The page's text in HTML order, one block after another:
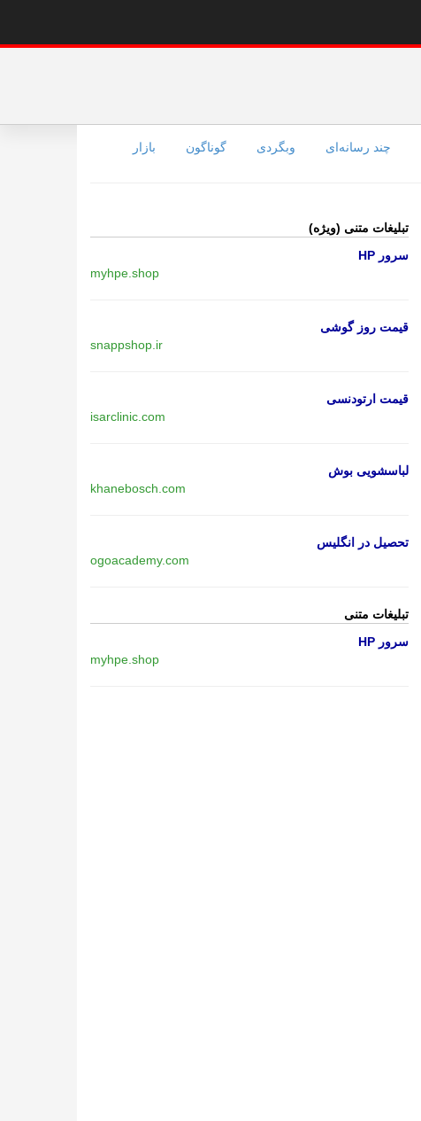
چند رسانه‌ای وبگردی گوناگون بازار
تبلیغات متنی (ویژه)
سرور HP
myhpe.shop
قیمت روز گوشی
snappshop.ir
قیمت ارتودنسی
isarclinic.com
لباسشویی بوش
khanebosch.com
تحصیل در انگلیس
ogoacademy.com
تبلیغات متنی
سرور HP
myhpe.shop